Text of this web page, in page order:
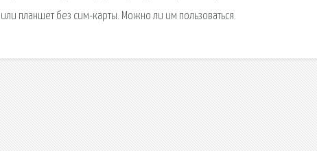
планшет без сим-карты. Можно ли им пользоваться.